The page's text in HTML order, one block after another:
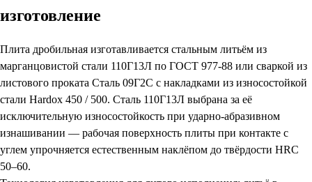
изготовление
Плита дробильная изготавливается стальным литьём из
марганцовистой стали 110Г13Л по ГОСТ 977-88 или сваркой из
листового проката Сталь 09Г2С с накладками из износостойкой
стали Hardox 450 / 500. Сталь 110Г13Л выбрана за её
исключительную износостойкость при ударно-абразивном
изнашивании — рабочая поверхность плиты при контакте с
углем упрочняется естественным наклёпом до твёрдости HRC
50–60.